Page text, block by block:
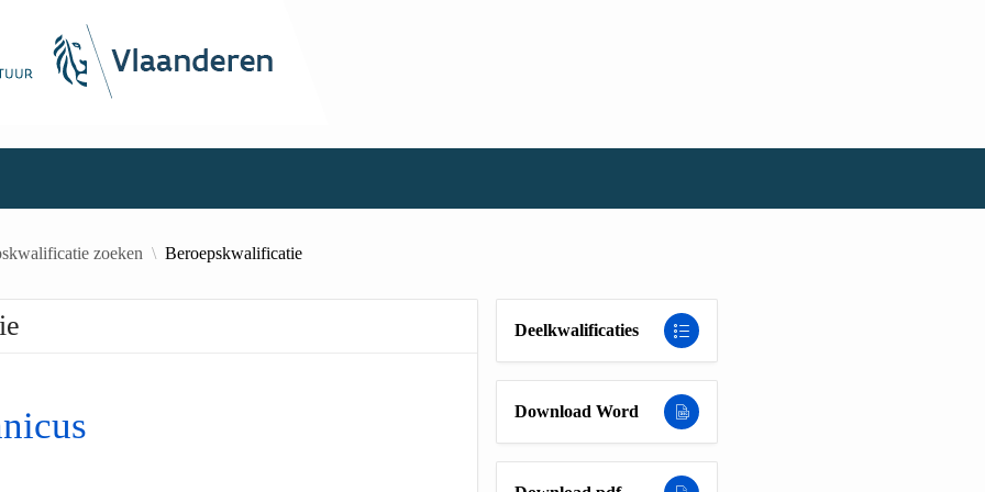
zoeken Beroepskwalificatie
Deelkwalificaties
Download Word